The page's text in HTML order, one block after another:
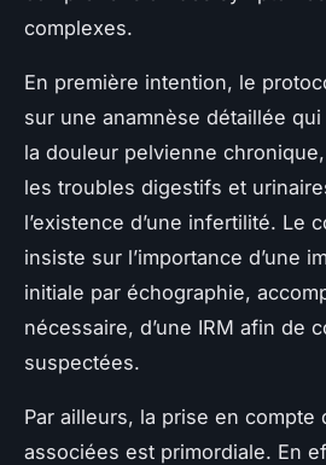
complexes.
En première intention, le
sur une anamnèse détaillée
la douleur pelvienne
les troubles digestifs et
l’existence d’une infertilité. Le
insiste sur l’importance d’une
initiale par échographie,
nécessaire, d’une IRM afin de
suspectées.
Par ailleurs, la prise en compte
associées est primordiale. En